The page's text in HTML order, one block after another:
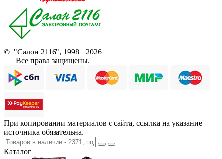
© "Салон 2116", 1998 - 2026
Все права защищены.
При копировании материалов с сайта, ссылка на указание
источника обязательна.
Каталог